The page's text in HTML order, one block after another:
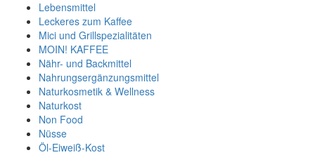
Lebensmittel
Leckeres zum Kaffee
Mici und Grillspezialitäten
MOIN! KAFFEE
Nähr- und Backmittel
Nahrungsergänzungsmittel
Naturkosmetik & Wellness
Naturkost
Non Food
Nüsse
Öl-Eiweiß-Kost